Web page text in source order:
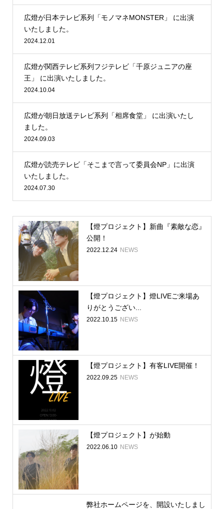
広燈が日本テレビ系列「モノマネMONSTER」 に出演
いたしました。
2024.12.01
広燈が関西テレビ系列フジテレビ「千原ジュニアの座
王」 に出演いたしました。
2024.10.04
広燈が朝日放送テレビ系列「相席食堂」 に出演いたし
ました。
2024.09.03
広燈が読売テレビ「そこまで言って委員会NP」に出演
いたしました。
2024.07.30
【燈プロジェクト】新曲『素敵な恋』
公開！
2022.12.24 NEWS
【燈プロジェクト】燈LIVEご来場あ
りがとうござい...
2022.10.15 NEWS
【燈プロジェクト】有客LIVE開催！
2022.09.25 NEWS
【燈プロジェクト】が始動
2022.06.10 NEWS
弊社ホームページを、開設いたしまし